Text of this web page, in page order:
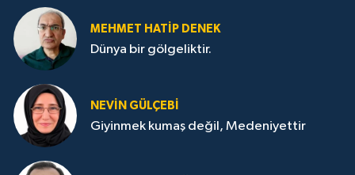
MEHMET HATİP DENEK
Dünya bir gölgeliktir.
NEVİN GÜLÇEBİ
Giyinmek kumaş değil, Medeniyettir